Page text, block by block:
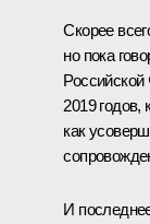
Скорее
но пока
Российской
2019 годов,
как
И